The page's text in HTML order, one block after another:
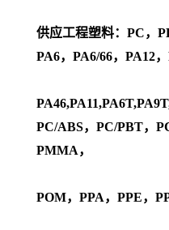
供应工程塑料：PC，
PA6，PA6/66，PA12，
PC/ABS，PC/PBT，
PMMA，
POM，PPA，PPE，